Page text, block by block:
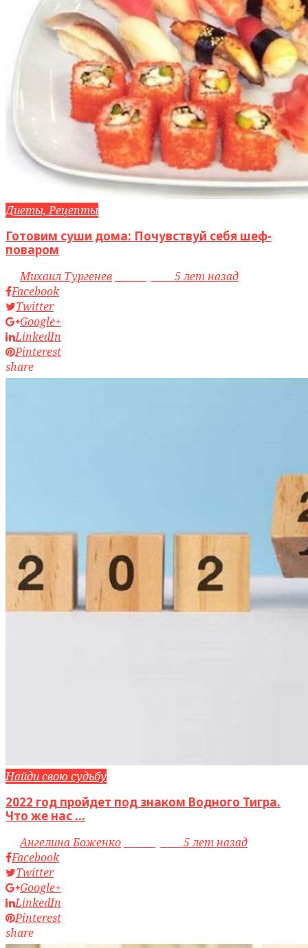
Диеты, Рецепты
Готовим суши дома: Почувствуй себя шеф-
поваром
byМихаил Тургенев
5 лет назад
Facebook
Twitter
Google+
LinkedIn
Pinterest
share
Найди свою судьбу
2022 год пройдет под знаком Водного Тигра.
Что же нас ...
byАнгелина Боженко
5 лет назад
Facebook
Twitter
Google+
LinkedIn
Pinterest
share